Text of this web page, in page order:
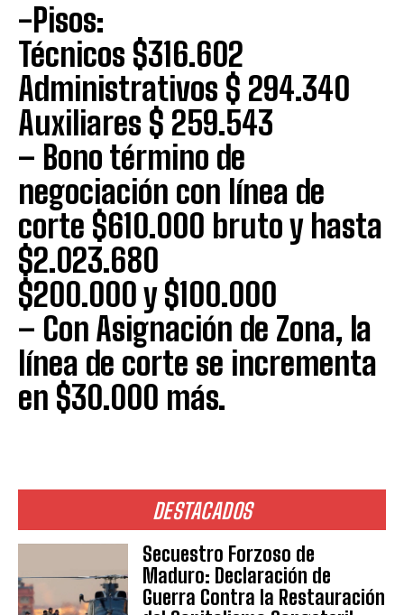
DESTACADOS
Secuestro Forzoso de
Maduro: Declaración de
Guerra Contra la Restauración
-Pisos:
Técnicos $316.602
Administrativos $ 294.340
Auxiliares $ 259.543
– Bono término de
negociación con línea de
corte $610.000 bruto y hasta
$2.023.680
$200.000 y $100.000
– Con Asignación de Zona, la
línea de corte se incrementa
en $30.000 más.